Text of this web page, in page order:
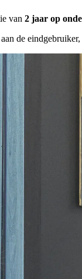
van 2 jaar op
de